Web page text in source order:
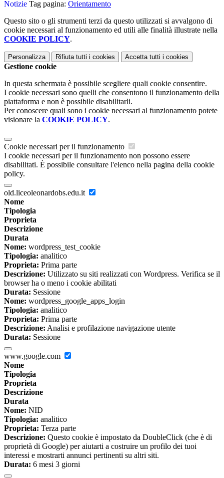
Notizie Tag pagina: Orientamento
Questo sito o gli strumenti terzi da questo utilizzati si avvalgono di
cookie necessari al funzionamento ed utili alle finalità illustrate nella
COOKIE POLICY.
Personalizza Rifiuta tutti i cookies Accetta tutti i cookies
Gestione cookie
In questa schermata è possibile scegliere quali cookie consentire.
I cookie necessari sono quelli che consentono il funzionamento della
piattaforma e non è possibile disabilitarli.
Per conoscere quali sono i cookie necessari al funzionamento potete
visionare la COOKIE POLICY.
Cookie necessari per il funzionamento
I cookie necessari per il funzionamento non possono essere
disabilitati. È possibile consultare l'elenco nella pagina della cookie
policy.
old.liceoleonardobs.edu.it
Nome
Tipologia
Proprieta
Descrizione
Durata
Nome: wordpress_test_cookie
Tipologia: analitico
Proprieta: Prima parte
Descrizione: Utilizzato su siti realizzati con Wordpress. Verifica se il
browser ha o meno i cookie abilitati
Durata: Sessione
Nome: wordpress_google_apps_login
Tipologia: analitico
Proprieta: Prima parte
Descrizione: Analisi e profilazione navigazione utente
Durata: Sessione
www.google.com
Nome
Tipologia
Proprieta
Descrizione
Durata
Nome: NID
Tipologia: analitico
Proprieta: Terza parte
Descrizione: Questo cookie è impostato da DoubleClick (che è di
proprietà di Google) per aiutarti a costruire un profilo dei tuoi
interessi e mostrarti annunci pertinenti su altri siti.
Durata: 6 mesi 3 giorni